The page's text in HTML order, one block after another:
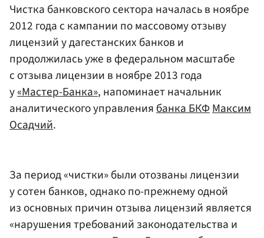
Чистка банковского сектора началась в ноябре
2012 года с кампании по массовому отзыву
лицензий у дагестанских банков и
продолжилась уже в федеральном масштабе
с отзыва лицензии в ноябре 2013 года
у«Мастер-Банка», напоминает начальник
аналитического управления банка БКФМаксим
Осадчий.
За период «чистки» были отозваны лицензии
у сотен банков, однако по-прежнему одной
из основных причин отзыва лицензий является
«нарушения требований законодательства и